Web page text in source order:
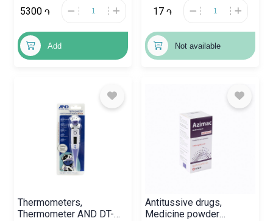
5300 ֏
Add
17 ֏
Not available
Thermometers,
Thermometer AND DT-
Antitussive drugs,
Medicine powder